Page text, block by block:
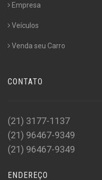
Empresa
Veículos
Venda seu Carro
CONTATO
(21) 3177-1137
(21) 96467-9349
(21) 96467-9349
ENDEREÇO